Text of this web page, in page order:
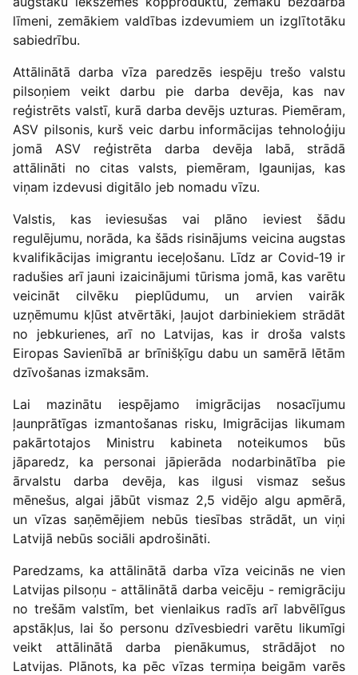
līmeni, zemākiem valdības izdevumiem un izglītotāku
sabiedrību.
Attālinātā darba vīza paredzēs iespēju trešo valstu
pilsoņiem veikt darbu pie darba devēja, kas nav
reģistrēts valstī, kurā darba devējs uzturas. Piemēram,
ASV pilsonis, kurš veic darbu informācijas tehnoloģiju
jomā ASV reģistrēta darba devēja labā, strādā
attālināti no citas valsts, piemēram, Igaunijas, kas
viņam izdevusi digitālo jeb nomadu vīzu.
Valstis, kas ieviesušas vai plāno ieviest šādu
regulējumu, norāda, ka šāds risinājums veicina augstas
kvalifikācijas imigrantu ieceļošanu. Līdz ar Covid‑19 ir
radušies arī jauni izaicinājumi tūrisma jomā, kas varētu
veicināt cilvēku pieplūdumu, un arvien vairāk
uzņēmumu kļūst atvērtāki, ļaujot darbiniekiem strādāt
no jebkurienes, arī no Latvijas, kas ir droša valsts
Eiropas Savienībā ar brīnišķīgu dabu un samērā lētām
dzīvošanas izmaksām.
Lai mazinātu iespējamo imigrācijas nosacījumu
ļaunprātīgas izmantošanas risku, Imigrācijas likumam
pakārtotajos Ministru kabineta noteikumos būs
jāparedz, ka personai jāpierāda nodarbinātība pie
ārvalstu darba devēja, kas ilgusi vismaz sešus
mēnešus, algai jābūt vismaz 2,5 vidējo algu apmērā,
un vīzas saņēmējiem nebūs tiesības strādāt, un viņi
Latvijā nebūs sociāli apdrošināti.
Paredzams, ka attālinātā darba vīza veicinās ne vien
Latvijas pilsoņu - attālinātā darba veicēju - remigrāciju
no trešām valstīm, bet vienlaikus radīs arī labvēlīgus
apstākļus, lai šo personu dzīvesbiedri varētu likumīgi
veikt attālinātā darba pienākumus, strādājot no
Latvijas. Plānots, ka pēc vīzas termiņa beigām varēs